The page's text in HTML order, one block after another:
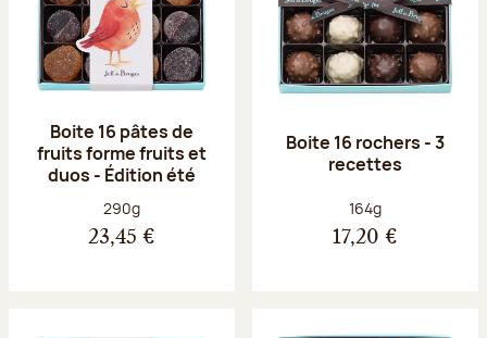
Boite 16 pâtes de
fruits forme fruits et
duos - Édition été
Poids net :
290g
23,45 €
Boite 16 rochers - 3
recettes
Poids net :
164g
17,20 €